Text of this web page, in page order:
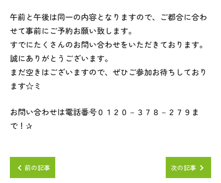
午前と午後は同一の内容となりますので、ご都合に合わ
せて事前にご予約お願い致します。
すでにたくさんのお問い合わせをいただきております。
誠にありがとうございます。
まだ空きはございますので、ぜひご参加お待ちしており
ます☆ミ
お問い合わせは電話番号０１２０－３７８－２７９ま
で！✰
前の記事 次の記事